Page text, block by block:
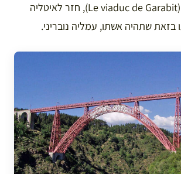
המים של גאראבי (Le viaduc de Garabit), חזר לאיטליה
בזאת שתהיה אשתו, עמליה נובריני.